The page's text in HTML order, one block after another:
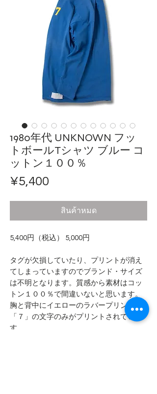
1980年代 UNKNOWN フッ
トボールTシャツ ブルー コ
ットン１００％
¥5,400
สินค้าหมด
5,400円（税込） 5,000円
タグが欠損していたり、プリントが消え
てしまっていますのでブランド・サイズ
は不明となります。質感から素材はコッ
トン１００％で間違いないと思います。
胸と背中にイエローのラバープリントで
「７」の文字のみがプリントされていま
す。